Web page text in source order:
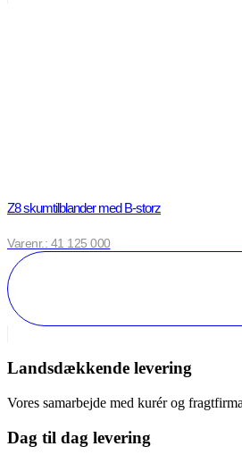
Z8 skumtilblander med B-storz
Varenr.: 41 125 000
Landsdækkende levering
Vores samarbejde med kurér og
Dag til dag levering